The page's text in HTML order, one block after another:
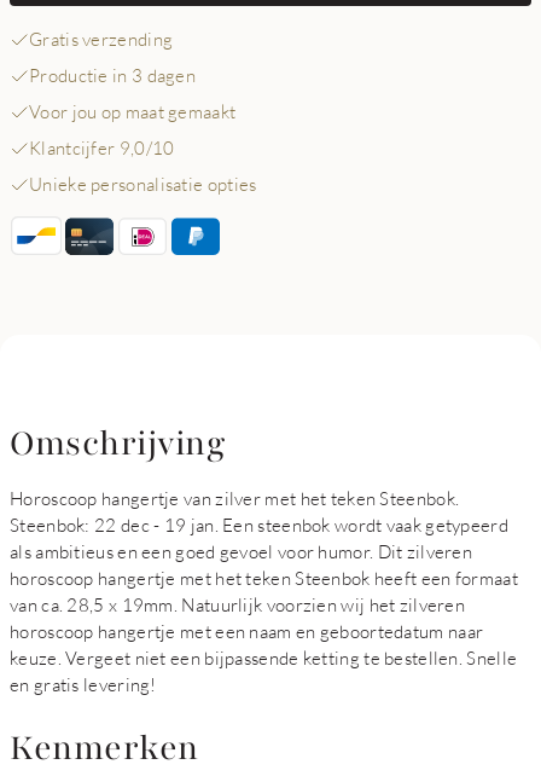
Gratis verzending
Productie in 3 dagen
Voor jou op maat gemaakt
Klantcijfer 9,0/10
Unieke personalisatie opties
Omschrijving
Horoscoop hangertje van zilver met het teken Steenbok.
Steenbok: 22 dec - 19 jan. Een steenbok wordt vaak getypeerd
als ambitieus en een goed gevoel voor humor. Dit zilveren
horoscoop hangertje met het teken Steenbok heeft een formaat
van ca. 28,5 x 19mm. Natuurlijk voorzien wij het zilveren
horoscoop hangertje met een naam en geboortedatum naar
keuze. Vergeet niet een bijpassende ketting te bestellen. Snelle
en gratis levering!
Kenmerken